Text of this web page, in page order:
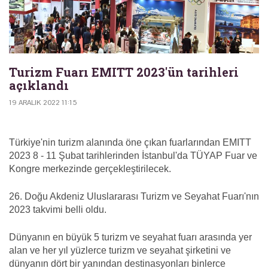
Turizm Fuarı EMITT 2023'ün tarihleri
açıklandı
19 ARALIK 2022 11:15
Türkiye'nin turizm alanında öne çıkan fuarlarından EMITT
2023 8 - 11 Şubat tarihlerinden İstanbul'da TÜYAP Fuar ve
Kongre merkezinde gerçekleştirilecek.
26. Doğu Akdeniz Uluslararası Turizm ve Seyahat Fuarı'nın
2023 takvimi belli oldu.
Dünyanın en büyük 5 turizm ve seyahat fuarı arasında yer
alan ve her yıl yüzlerce turizm ve seyahat şirketini ve
dünyanın dört bir yanından destinasyonları binlerce